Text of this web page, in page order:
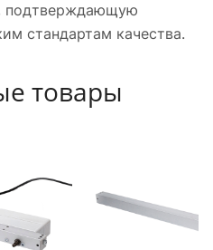
подтверждающую
стандартам качества.
товары